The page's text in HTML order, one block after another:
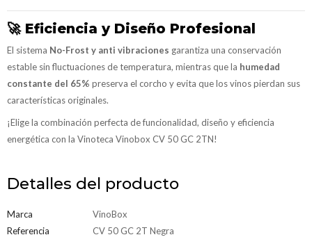
🚀 Eficiencia y Diseño Profesional
El sistema No-Frost y anti vibraciones garantiza una conservación
estable sin fluctuaciones de temperatura, mientras que la humedad
constante del 65% preserva el corcho y evita que los vinos pierdan sus
características originales.
¡Elige la combinación perfecta de funcionalidad, diseño y eficiencia
energética con la Vinoteca Vinobox CV 50 GC 2TN!
Detalles del producto
Marca
VinoBox
Referencia
CV 50 GC 2T Negra